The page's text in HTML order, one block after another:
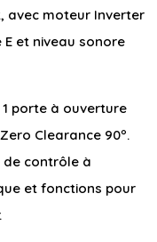
avec moteur Inverter
et niveau sonore
porte à ouverture
Clearance 90º.
de contrôle à
et fonctions pour